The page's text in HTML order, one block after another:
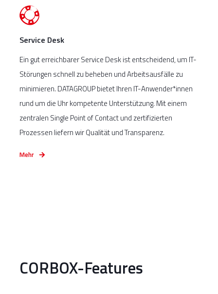
Service Desk
Ein gut erreichbarer Service Desk ist entscheidend, um IT-
Störungen schnell zu beheben und Arbeitsausfälle zu
minimieren. DATAGROUP bietet Ihren IT-Anwender*innen
rund um die Uhr kompetente Unterstützung. Mit einem
zentralen Single Point of Contact und zertifizierten
Prozessen liefern wir Qualität und Transparenz.
Mehr
CORBOX-Features